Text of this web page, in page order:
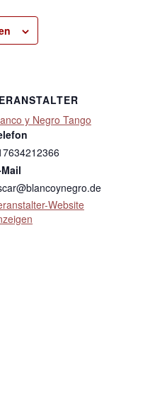
y Negro Tango
Website